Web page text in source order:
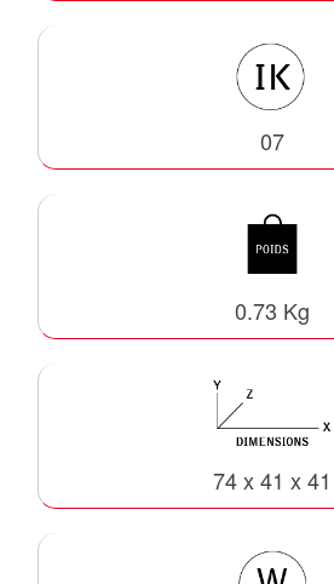
07
0.73 Kg
74 x 41 x 41